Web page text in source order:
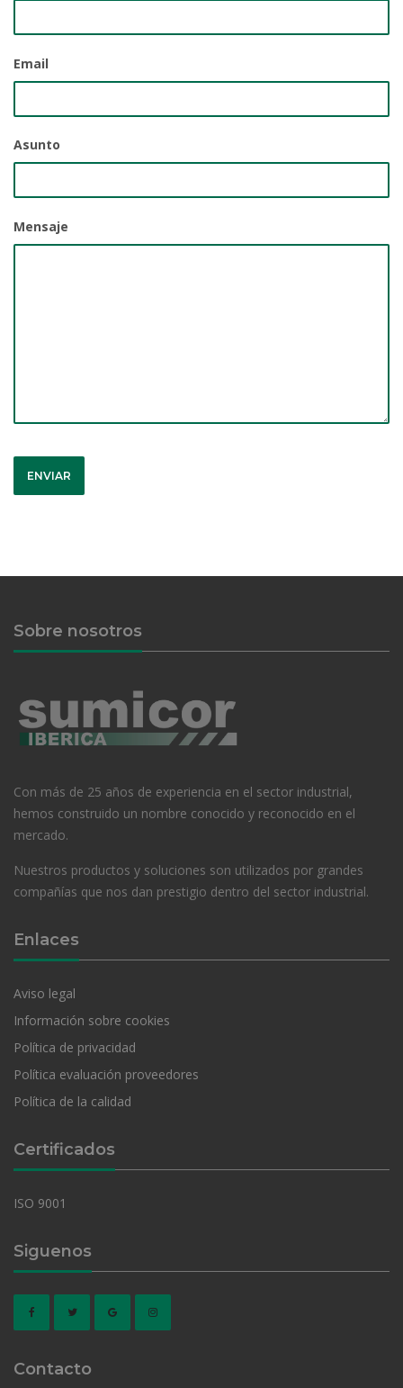
Email
Asunto
Mensaje
ENVIAR
Sobre nosotros
Con más de 25 años de experiencia en el sector industrial,
hemos construido un nombre conocido y reconocido en el
mercado.
Nuestros productos y soluciones son utilizados por grandes
compañías que nos dan prestigio dentro del sector industrial.
Enlaces
Aviso legal
Información sobre cookies
Política de privacidad
Política evaluación proveedores
Política de la calidad
Certificados
ISO 9001
Siguenos
Contacto